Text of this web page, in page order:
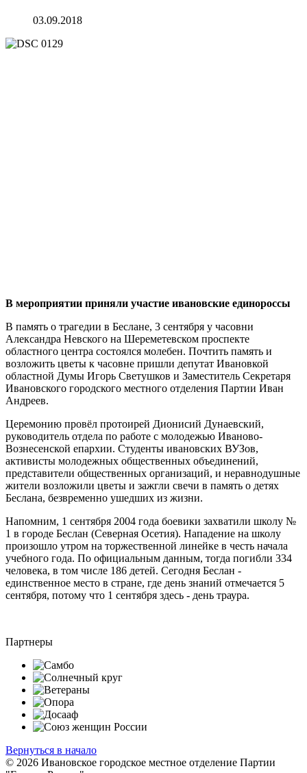
03.09.2018
В мероприятии приняли участие ивановские единороссы
В память о трагедии в Беслане, 3 сентября у часовни
Александра Невского на Шереметевском проспекте
областного центра состоялся молебен. Почтить память и
возложить цветы к часовне пришли депутат Ивановкой
областной Думы Игорь Светушков и Заместитель Секретаря
Ивановского городского местного отделения Партии Иван
Андреев.
Церемонию провёл протоирей Дионисий Дунаевский,
руководитель отдела по работе с молодежью Иваново-
Вознесенской епархии. Студенты ивановских ВУЗов,
активисты молодежных общественных объединений,
представители общественных организаций, и неравнодушные
жители возложили цветы и зажгли свечи в память о детях
Беслана, безвременно ушедших из жизни.
Напомним, 1 сентября 2004 года боевики захватили школу №
1 в городе Беслан (Северная Осетия). Нападение на школу
произошло утром на торжественной линейке в честь начала
учебного года. По официальным данным, тогда погибли 334
человека, в том числе 186 детей. Сегодня Беслан -
единственное место в стране, где день знаний отмечается 5
сентября, потому что 1 сентября здесь - день траура.
Партнеры
Вернуться в начало
© 2026 Ивановское городское местное отделение Партии